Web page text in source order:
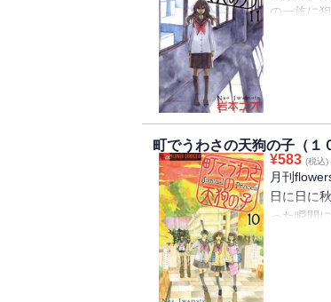
の一族に
友達が狙
町でうわさの天狗の子（１
¥583 (税込)
月刊
日に日に
った瞬間
な秋姫に